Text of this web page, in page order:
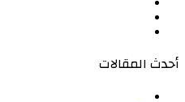
أحدث المقالات